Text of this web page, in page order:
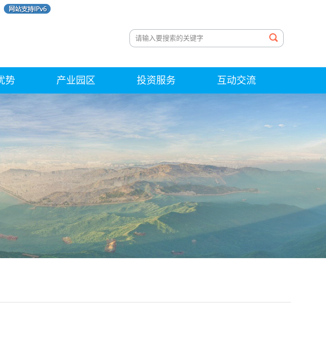
势 产业园区 投资服务 互动交流